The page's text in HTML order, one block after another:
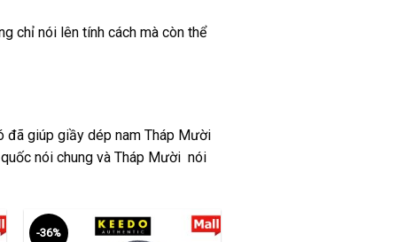
chỉ nói lên tính cách mà còn thể
đã giúp giầy dép nam Tháp Mười
nói chung và Tháp Mười nói
-36%